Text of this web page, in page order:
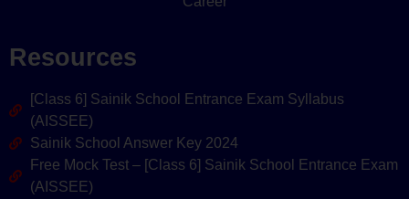
Resources
[Class 6] Sainik School Entrance Exam Syllabus
(AISSEE)
Sainik School Answer Key 2024
Free Mock Test – [Class 6] Sainik School Entrance Exam
(AISSEE)